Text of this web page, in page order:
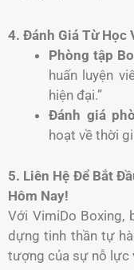
4. Đánh Giá Từ Học
Phòng tập
huấn luyện
hiện đại.”
Đánh giá
hoạt về thời
5. Liên Hệ Để Bắt
Hôm Nay!
Với VimiDo Boxing,
dựng tinh thần tự
tượng của sự nỗ lực